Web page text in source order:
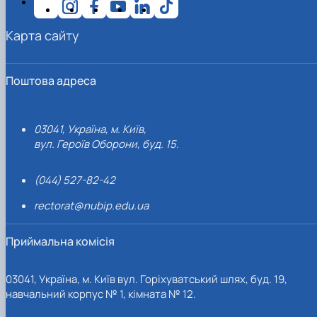
Поштова адреса
03041, Україна, м. Київ,
вул. Героїв Оборони, буд. 15.
(044) 527-82-42
rectorat@nubip.edu.ua
Приймальна комісія
03041, Україна, м. Київ вул. Горіхуватський шлях, буд. 19,
навчальний корпус № 1, кімната № 12.
Карта сайту